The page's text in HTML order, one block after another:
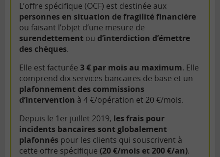
L’offre spécifique (OCF) est destinée aux
personnes en situation de fragilité financière
ou faisant l’objet d’une mesure de
surendettement ou d’interdiction d’émettre
des chèques.
Elle est facturée 3 € par mois au maximum. Elle
comprend dix services bancaires de base et un
plafonnement des commissions
d’intervention à 4 €/opération et 20 €/mois.
Depuis le 1er juillet 2019, les frais pour
incidents bancaires sont globalement
plafonnés pour les clients qui souscrivent à
cette offre spécifique (20 €/mois et 200 €/an).